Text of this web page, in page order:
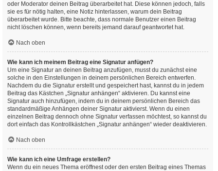
oder Moderator deinen Beitrag überarbeitet hat. Diese können jedoch, falls
sie es für nötig halten, eine Notiz hinterlassen, warum dein Beitrag
überarbeitet wurde. Bitte beachte, dass normale Benutzer einen Beitrag
nicht löschen können, wenn bereits jemand darauf geantwortet hat.
Nach oben
Wie kann ich meinem Beitrag eine Signatur anfügen?
Um eine Signatur an deinen Beitrag anzufügen, musst du zunächst eine
solche in den Einstellungen in deinem persönlichen Bereich entwerfen.
Nachdem du die Signatur erstellt und gespeichert hast, kannst du in jedem
Beitrag das Kästchen „Signatur anhängen“ aktivieren. Du kannst eine
Signatur auch hinzufügen, indem du in deinem persönlichen Bereich das
standardmäßige Anhängen deiner Signatur aktivierst. Wenn du einen
einzelnen Beitrag dennoch ohne Signatur verfassen möchtest, so kannst du
dort einfach das Kontrollkästchen „Signatur anhängen“ wieder deaktivieren.
Nach oben
Wie kann ich eine Umfrage erstellen?
Wenn du ein neues Thema eröffnest oder den ersten Beitrag eines Themas